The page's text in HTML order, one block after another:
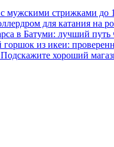
мужскими стрижками до
для катания на
в Батуми: лучший путь
из икеи:
хороший